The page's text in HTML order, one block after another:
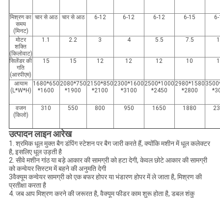
मिश्रण का
समय
(मिनट)
चार से आठ चार से आठ 6-12 6-12 6-12 6-15
मोटर
शक्ति
(किलोवाट)
1.1 2.2 3 4 5.5 7.5
सिलेंडर की
गति
(आरपीएम)
15 15 12 12 12 10
आयाम
(L*W*H)
1680*650
*1600
2080*750
*1900
2150*850
*2100
2300*1600
*3100
2500*1000
*2450
2980*1580
*2800
वजन
(किलो)
310 550 800 950 1650 1880
उत्पादन लाइन आरेख
1. श्रमिक धूल मुक्त बैग डंपिंग स्टेशन पर बैग जारी करते हैं, क्योंकि मशीन में धूल कलेक्टर
है, इसलिए धूल उड़ती है
2. सीवे मशीन गांठ या बड़े आकार की सामग्री को हटा देगी, केवल छोटे आकार की सामग्री
को कन्वेयर सिस्टम में बहने की अनुमति देगी
3वैक्यूम कन्वेयर सामग्री को एक बफर होपर या भंडारण होपर में ले जाता है, मिश्रण की
प्रतीक्षा करता है
4. जब आप मिश्रण करने की जरूरत है, वैक्यूम फीडर काम शुरू होता है, डबल शंकु